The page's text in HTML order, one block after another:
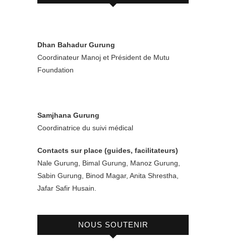
Dhan Bahadur Gurung
Coordinateur Manoj et Président de Mutu
Foundation
Samjhana Gurung
Coordinatrice du suivi médical
Contacts sur place (guides, facilitateurs)
Nale Gurung, Bimal Gurung, Manoz Gurung,
Sabin Gurung, Binod Magar, Anita Shrestha,
Jafar Safir Husain.
NOUS SOUTENIR